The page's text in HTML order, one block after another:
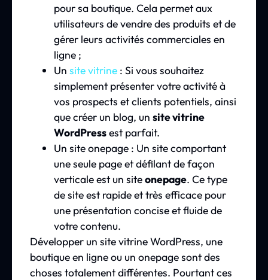
pour sa boutique. Cela permet aux
utilisateurs de vendre des produits et de
gérer leurs activités commerciales en
ligne ;
Un site vitrine : Si vous souhaitez
simplement présenter votre activité à
vos prospects et clients potentiels, ainsi
que créer un blog, un site vitrine
WordPressest parfait.
Un site onepage : Un site comportant
une seule page et défilant de façon
verticale est un siteonepage. Ce type
de site est rapide et très efficace pour
une présentation concise et fluide de
votre contenu.
Développer un site vitrine WordPress, une
boutique en ligne ou un onepage sont des
choses totalement différentes. Pourtant ces